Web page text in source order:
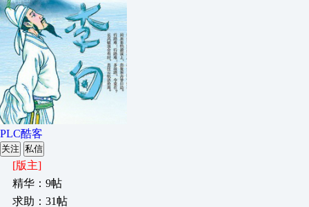
PLC酷客
关注 私信
[版主]
精华：9帖
求助：31帖